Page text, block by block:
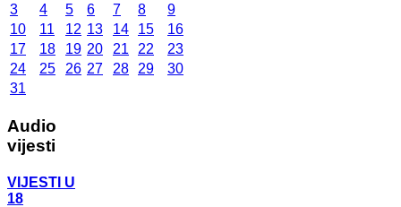
3
4 5 6 7 8
9
10
11 12 13 14 15
16
17
18 19 20 21 22
23
24
25 26 27 28 29
30
31
Audio
vijesti
VIJESTI U
18